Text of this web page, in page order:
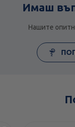
Имаш
Нашите